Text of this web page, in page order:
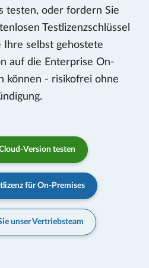
testen, oder fordern Sie
Testlizenzschlüssel
Ihre selbst gehostete
auf die Enterprise On-
können - risikofrei ohne
Version testen
für On-Premises
unser Vertriebsteam